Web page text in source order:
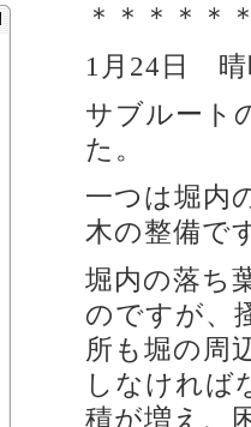
＊＊＊＊＊
1月24日 晴
サブルート
た。
一つは堀内
木の整備で
堀内の落ち
のですが、
所も堀の周
しなければ
積が増え、